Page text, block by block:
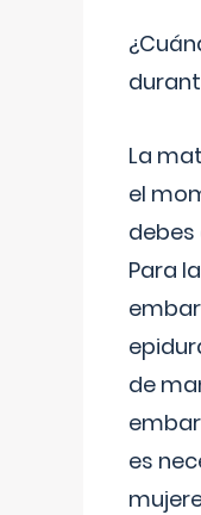
La
el
debes
Para
de
es